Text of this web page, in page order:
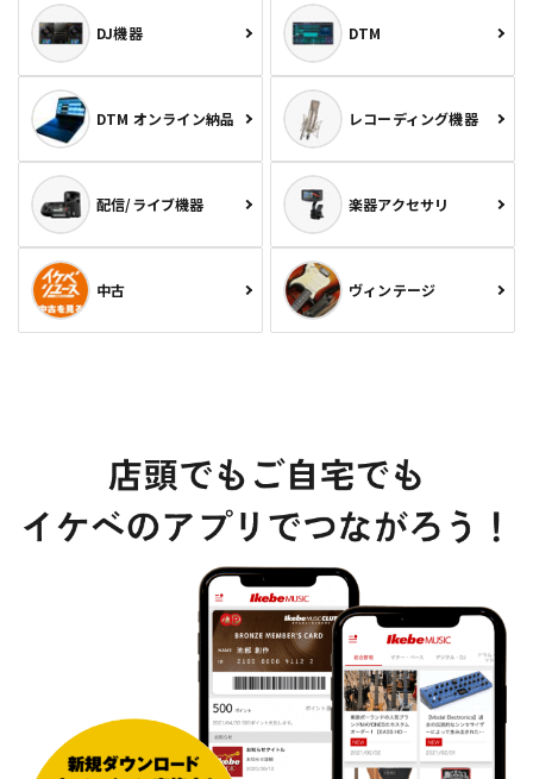
DJ機器 DTM
DTM オンライン納品 レコーディング機器
配信/ライブ機器 楽器アクセサリ
中古 ヴィンテージ